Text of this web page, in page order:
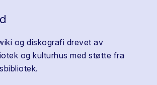
og diskografi drevet av
og kulturhus med støtte fra